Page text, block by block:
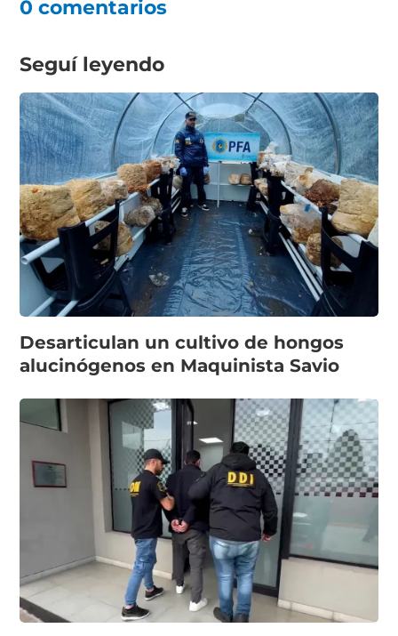
0 comentarios
Seguí leyendo
Desarticulan un cultivo de hongos
alucinógenos en Maquinista Savio